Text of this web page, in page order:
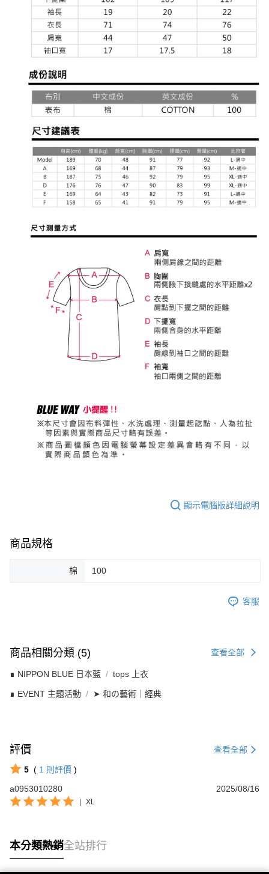
顯示電腦版詳細說明
商品規格
棉 100
客服
商品相關分類 (5) 查看全部
∎ NIPPON BLUE 日本藍 tops 上衣
∎ EVENT 主題活動 ➤ 和の藝術｜經典
評價 查看全部
5 ( 1 則評價 )
a0953010280
2025/08/16
XL
本分類熱銷全站排行